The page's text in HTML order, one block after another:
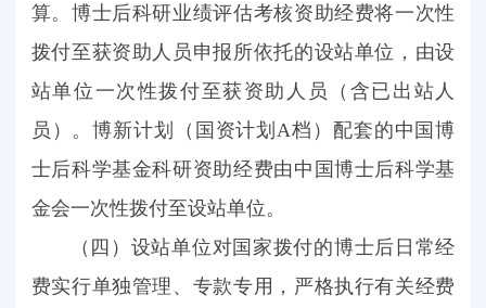
算。博士后科研业绩评估考核资助经费将一次性
拨付至获资助人员申报所依托的设站单位，由设
站单位一次性拨付至获资助人员（含已出站人
员）。博新计划（国资计划A档）配套的中国博
士后科学基金科研资助经费由中国博士后科学基
金会一次性拨付至设站单位。
（四）设站单位对国家拨付的博士后日常经
费实行单独管理、专款专用，严格执行有关经费